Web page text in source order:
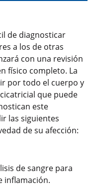
de diagnosticar
a los de otras
con una revisión
físico completo. La
por todo el cuerpo y
que puede
este
las siguientes
de su afección:
de sangre para
inflamación.